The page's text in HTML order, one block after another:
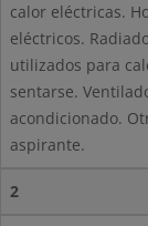
calor eléctricas.
eléctricos.
utilizados para
sentarse.
acondicionado.
aspirante.
2